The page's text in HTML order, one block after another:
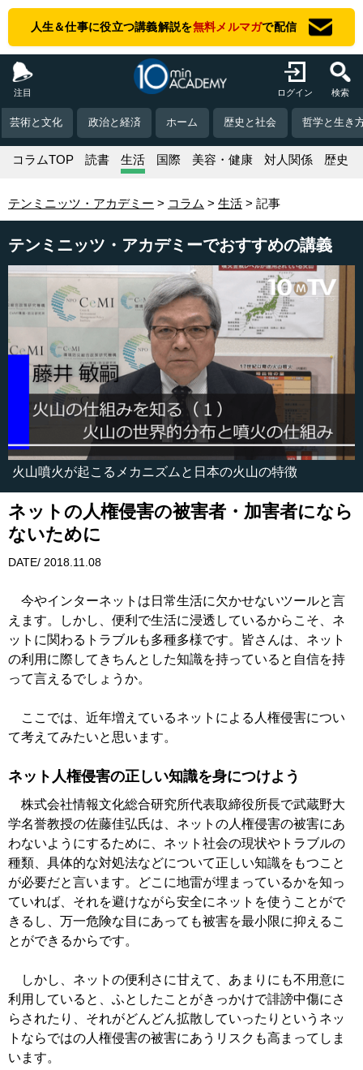
人生＆仕事に役立つ講義解説を無料メルマガで配信
注目 ログイン 検索
芸術と文化 政治と経済 ホーム 歴史と社会 哲学と生き
コラムTOP 読書 生活 国際 美容・健康 対人関係 歴史
テンミニッツ・アカデミー コラム 生活 記事
テンミニッツ・アカデミーでおすすめの講義
火山噴火が起こるメカニズムと日本の火山の特徴
ネットの人権侵害の被害者・加害者になら
ないために
DATE/ 2018.11.08
今やインターネットは日常生活に欠かせないツールと言
えます。しかし、便利で生活に浸透しているからこそ、ネ
ットに関わるトラブルも多種多様です。皆さんは、ネット
の利用に際してきちんとした知識を持っていると自信を持
って言えるでしょうか。
ここでは、近年増えているネットによる人権侵害につい
て考えてみたいと思います。
ネット人権侵害の正しい知識を身につけよう
株式会社情報文化総合研究所代表取締役所長で武蔵野大
学名誉教授の佐藤佳弘氏は、ネットの人権侵害の被害にあ
わないようにするために、ネット社会の現状やトラブルの
種類、具体的な対処法などについて正しい知識をもつこと
が必要だと言います。どこに地雷が埋まっているかを知っ
ていれば、それを避けながら安全にネットを使うことがで
きるし、万一危険な目にあっても被害を最小限に抑えるこ
とができるからです。
しかし、ネットの便利さに甘えて、あまりにも不用意に
利用していると、ふとしたことがきっかけで誹謗中傷にさ
らされたり、それがどんどん拡散していったりというネッ
トならではの人権侵害の被害にあうリスクも高まってしま
います。